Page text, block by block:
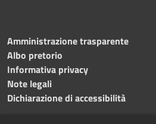
Amministrazione trasparente
Albo pretorio
Informativa privacy
Note legali
Dichiarazione di accessibilità